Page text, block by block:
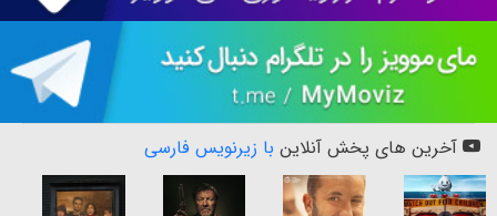
آخرین های پخش آنلاین با زیرنویس فارسی